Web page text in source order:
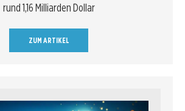
rund 1,16 Milliarden Dollar
ZUM ARTIKEL